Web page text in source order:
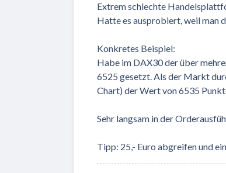
Extrem schlechte
Hatte es ausprobiert, weil man
Konkretes Beispiel:
Habe im DAX30 der über
6525 gesetzt. Als der Markt
Chart) der Wert von 6535
Sehr langsam in der
Tipp: 25,- Euro abgreifen und